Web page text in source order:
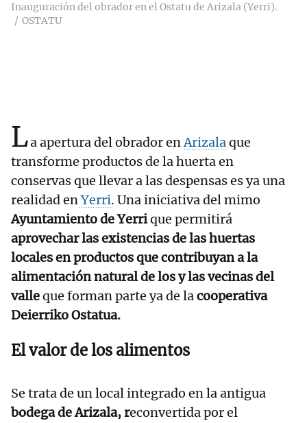
Inauguración del obrador en el Ostatu de Arizala (Yerri).
OSTATU
La apertura del obrador enArizalaque
transforme productos de la huerta en
conservas que llevar a las despensas es ya una
realidad enYerri. Una iniciativa del mimo
Ayuntamiento de Yerrique permitirá
aprovechar las existencias de las huertas
locales en productos que contribuyan a la
alimentación natural de los y las vecinas del
valleque forman parte ya de lacooperativa
Deierriko Ostatua.
El valor de los alimentos
Se trata de un local integrado en la antigua
bodega de Arizala, reconvertida por el